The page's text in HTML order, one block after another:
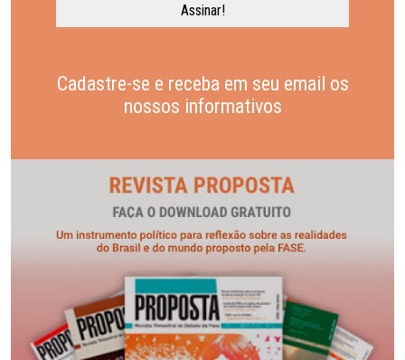
Cadastre-se e receba em seu email os
nossos informativos